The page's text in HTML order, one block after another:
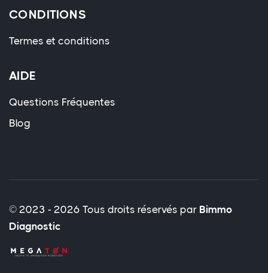
CONDITIONS
Termes et conditions
AIDE
Questions Fréquentes
Blog
© 2023 - 2026 Tous droits réservés par Bimmo
Diagnostic